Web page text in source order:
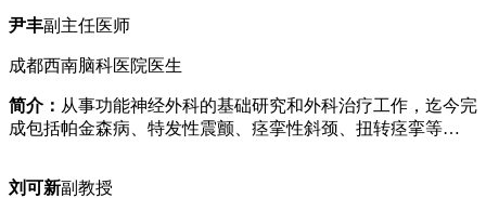
尹丰副主任医师
成都西南脑科医院医生
简介： 从事功能神经外科的基础研究和外科治疗工作，迄今完
成包括帕金森病、特发性震颤、痉挛性斜颈、扭转痉挛等…
刘可新副教授